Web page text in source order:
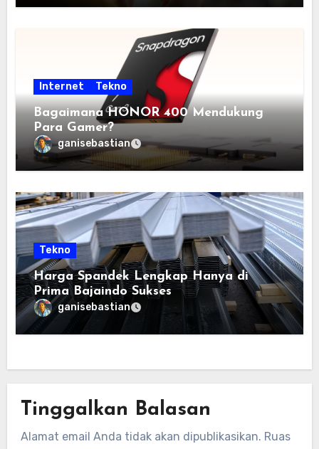
Internet Tekno
Bagaimana HONOR 400 Mendukung
Para Gamer?
ganisebastian
Tekno
Harga Spandek Lengkap Hanya di
Prima Bajaindo Sukses
ganisebastian
Tinggalkan Balasan
Alamat email Anda tidak akan dipublikasikan. Ruas